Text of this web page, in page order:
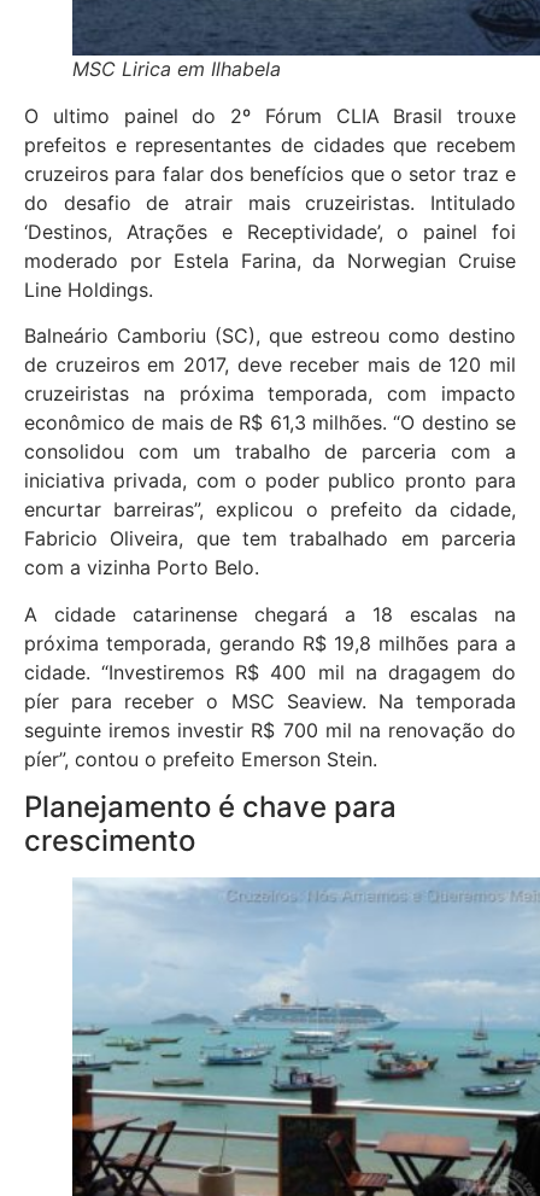
MSC Lirica em Ilhabela
O ultimo painel do 2º Fórum CLIA Brasil trouxe
prefeitos e representantes de cidades que recebem
cruzeiros para falar dos benefícios que o setor traz e
do desafio de atrair mais cruzeiristas. Intitulado
‘Destinos, Atrações e Receptividade’, o painel foi
moderado por Estela Farina, da Norwegian Cruise
Line Holdings.
Balneário Camboriu (SC), que estreou como destino
de cruzeiros em 2017, deve receber mais de 120 mil
cruzeiristas na próxima temporada, com impacto
econômico de mais de R$ 61,3 milhões. “O destino se
consolidou com um trabalho de parceria com a
iniciativa privada, com o poder publico pronto para
encurtar barreiras”, explicou o prefeito da cidade,
Fabricio Oliveira, que tem trabalhado em parceria
com a vizinha Porto Belo.
A cidade catarinense chegará a 18 escalas na
próxima temporada, gerando R$ 19,8 milhões para a
cidade. “Investiremos R$ 400 mil na dragagem do
píer para receber o MSC Seaview. Na temporada
seguinte iremos investir R$ 700 mil na renovação do
píer”, contou o prefeito Emerson Stein.
Planejamento é chave para
crescimento